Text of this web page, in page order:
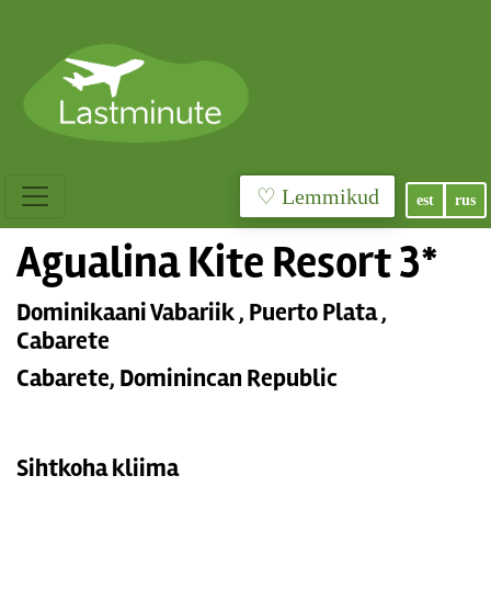
♡ Lemmikud est rus
Agualina Kite Resort 3*
Dominikaani Vabariik , Puerto Plata ,
Cabarete
Cabarete, Dominincan Republic
Sihtkoha kliima